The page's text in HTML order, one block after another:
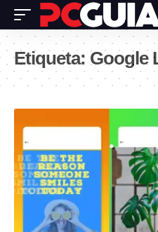
Etiqueta: Google